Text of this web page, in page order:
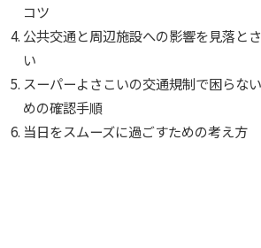
コツ
公共交通と周辺施設への影響を見落と
い
スーパーよさこいの交通規制で困らな
めの確認手順
当日をスムーズに過ごすための考え方